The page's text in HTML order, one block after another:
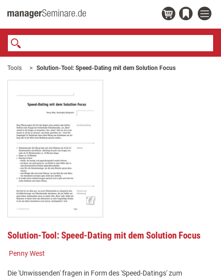
Tools Solution-Tool: Speed-Dating mit dem Solution Focus
Solution-Tool: Speed-Dating mit dem Solution Focus
Penny West
Die 'Unwissenden' fragen in Form des 'Speed-Datings' zum